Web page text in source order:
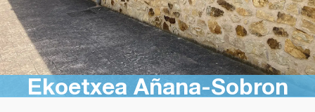
Ekoetxea Añana-Sobron